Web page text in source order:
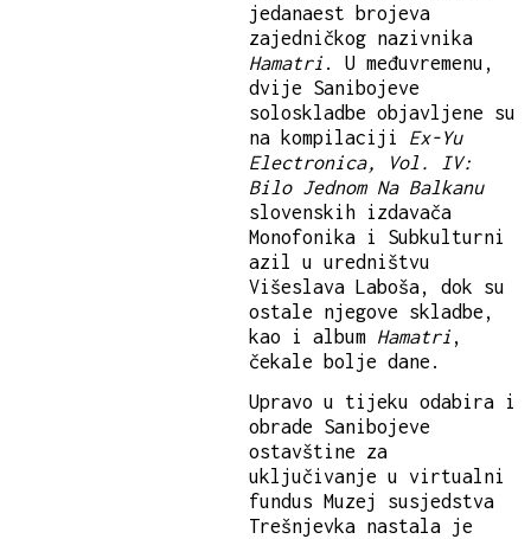
jedanaest brojeva
zajedničkog nazivnika
Hamatri . U međuvremenu,
dvije Sanibojeve
soloskladbe objavljene su
na kompilaciji Ex-Yu
Electronica, Vol. IV:
Bilo Jednom Na Balkanu
slovenskih izdavača
Monofonika i Subkulturni
azil u uredništvu
Višeslava Laboša, dok su
ostale njegove skladbe,
kao i album Hamatri ,
čekale bolje dane.
Upravo u tijeku odabira i
obrade Sanibojeve
ostavštine za
uključivanje u virtualni
fundus Muzej susjedstva
Trešnjevka nastala je